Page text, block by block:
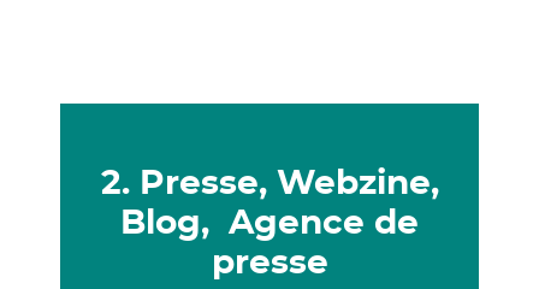
2. Presse, Webzine,
Blog, Agence de
presse